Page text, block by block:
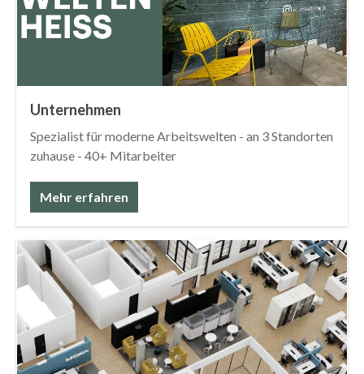
Unternehmen
Spezialist für moderne Arbeitswelten - an 3 Standorten
zuhause - 40+ Mitarbeiter
Mehr erfahren